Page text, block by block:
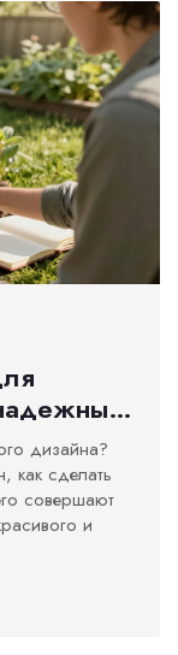
дизайна?
как сделать
совершают
и